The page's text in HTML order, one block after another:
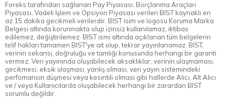
Foreks tarafından sağlanan Pay Piyasası, Borçlanma Araçları
Piyasası, Vadeli İşlem ve Opsiyon Piyasası verileri BIST kaynaklı en
az 15 dakika gecikmeli verilerdir. BIST isim ve logosu Koruma Marka
Belgesi altında korunmakta olup izinsiz kullanılamaz, iktibas
edilemez, değiştirilemez. BIST ismi altında açıklanan tüm belgelerin
telif hakları tamamen BIST'ye ait olup, tekrar yayınlanamaz. BIST,
verinin sekansı, doğruluğu ve tamlığı konusunda herhangi bir garanti
vermez. Veri yayınında oluşabilecek aksaklıklar, verinin ulaşmaması,
gecikmesi, eksik ulaşması, yanlış olması, veri yayın sistemindeki
perfomansın düşmesi veya kesintili olması gibi hallerde Alıcı, Alt Alıcı
ve / veya Kullanıcılarda oluşabilecek herhangi bir zarardan BIST
sorumlu değildir.